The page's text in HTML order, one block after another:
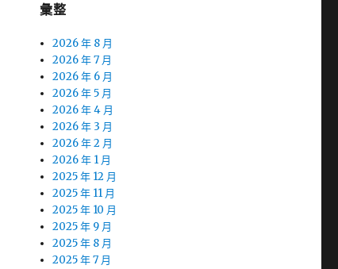
彙整
2026 年 8 月
2026 年 7 月
2026 年 6 月
2026 年 5 月
2026 年 4 月
2026 年 3 月
2026 年 2 月
2026 年 1 月
2025 年 12 月
2025 年 11 月
2025 年 10 月
2025 年 9 月
2025 年 8 月
2025 年 7 月